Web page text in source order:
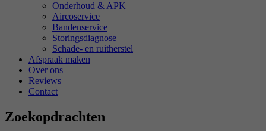
Onderhoud & APK
Aircoservice
Bandenservice
Storingsdiagnose
Schade- en ruitherstel
Afspraak maken
Over ons
Reviews
Contact
Zoekopdrachten